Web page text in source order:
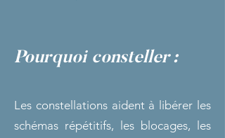
Pourquoi consteller :
Les constellations aident à libérer les
schémas répétitifs, les blocages, les